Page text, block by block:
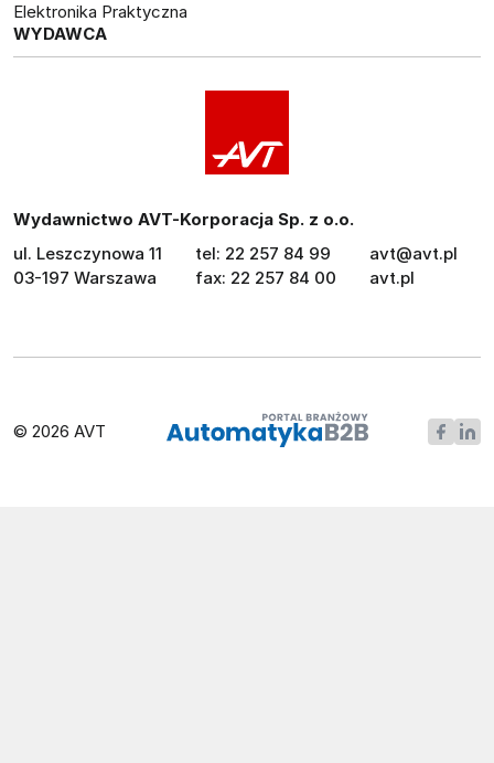
Elektronika Praktyczna
WYDAWCA
Wydawnictwo AVT-Korporacja Sp. z o.o.
ul. Leszczynowa 11
03-197 Warszawa
tel: 22 257 84 99
fax: 22 257 84 00
avt@avt.pl
avt.pl
© 2026 AVT